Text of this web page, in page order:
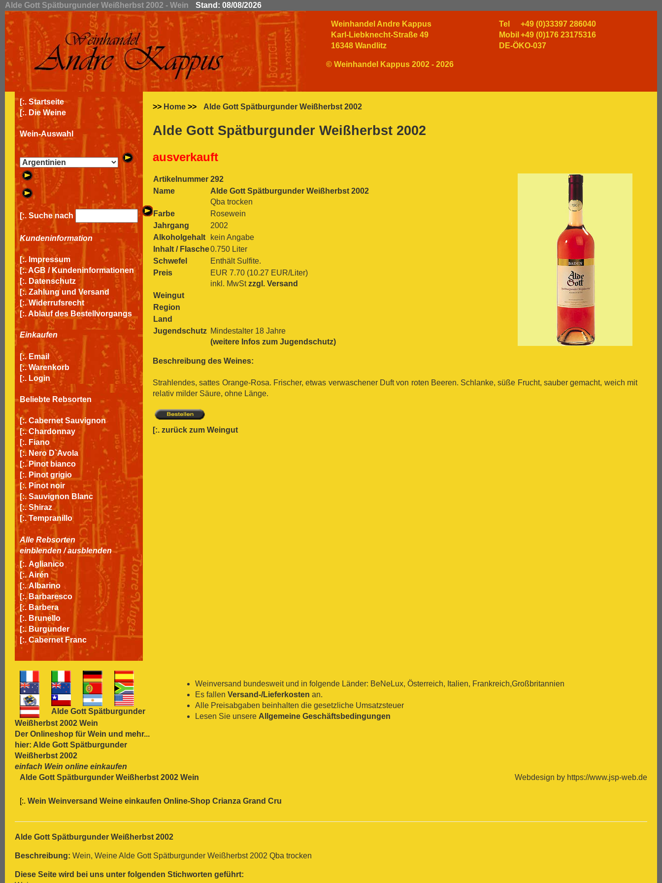
Alde Gott Spätburgunder Weißherbst 2002 - Wein Stand: 08/08/2026
Weinhandel Andre Kappus
Karl-Liebknecht-Straße 49
16348 Wandlitz
Tel
+49 (0)33397 286040
Mobil +49 (0)176 23175316
DE-ÖKO-037
© Weinhandel Kappus 2002 - 2026
[:. Startseite
[:. Die Weine
Wein-Auswahl
[:. Suche nach
Kundeninformation
[:. Impressum
[:.AGB / Kundeninformationen
[:. Datenschutz
[:. Zahlung und Versand
[:. Widerrufsrecht
[:.Ablauf des Bestellvorgangs
Einkaufen
[:. Email
[:. Warenkorb
[:. Login
Beliebte Rebsorten
[:. Cabernet Sauvignon
[:. Chardonnay
[:. Fiano
[:. Nero D`Avola
[:. Pinot bianco
[:. Pinot grigio
[:. Pinot noir
[:. Sauvignon Blanc
[:. Shiraz
[:. Tempranillo
Alle Rebsorten
einblenden /ausblenden
[:. Aglianico
[:. Airén
[:. Albarino
[:. Barbaresco
[:. Barbera
[:. Brunello
[:. Burgunder
[:. Cabernet Franc
[:.
Cabernet Sauvignon
[:. Carignan
[:. Carmenère
[:. Chardonnay
[:. Chasselas
[:. Chenin Blanc
[:. Chiavennasca
[:. Cinsault
[:. Cinsaut
[:. Cortese
[:. Dolcetto
[:. Dornfelder
[:. Gamay
[:. Garnacha
[:. Gewürztraminer
[:. Graciano
[:. Grenache
[:. Gutedel
>> Home >> Alde Gott Spätburgunder Weißherbst 2002
Alde Gott Spätburgunder Weißherbst 2002
ausverkauft
Artikelnummer 292
Name
Alde Gott Spätburgunder Weißherbst 2002
Qba trocken
Farbe
Rosewein
Jahrgang
2002
Alkoholgehalt
kein Angabe
Inhalt / Flasche0.750 Liter
Schwefel
Enthält Sulfite.
Preis
EUR 7.70 (10.27 EUR/Liter)
inkl. MwStzzgl. Versand
Weingut
Region
Land
Jugendschutz Mindestalter 18 Jahre
(weitere Infos zum Jugendschutz)
Beschreibung des Weines:
Strahlendes, sattes Orange-Rosa. Frischer, etwas verwaschener Duft von roten Beeren. Schlanke, süße Frucht, sauber gemacht, weich mit
relativ milder Säure, ohne Länge.
[:. zurück zum Weingut
Alde Gott Spätburgunder
Weißherbst 2002 Wein
Der Onlineshop für Wein und mehr...
hier: Alde Gott Spätburgunder
Weißherbst 2002
einfach Wein online einkaufen
Weinversand bundesweit und in folgende Länder: BeNeLux, Österreich, Italien, Frankreich,Großbritannien
Es fallen Versand-/Lieferkosten an.
Alle Preisabgaben beinhalten die gesetzliche Umsatzsteuer
Lesen Sie unsere Allgemeine Geschäftsbedingungen
Alde Gott Spätburgunder Weißherbst 2002 Wein Webdesign by https://www.jsp-web.de
[:. Wein Weinversand Weine einkaufen Online-Shop Crianza Grand Cru
Alde Gott Spätburgunder Weißherbst 2002
Beschreibung: Wein, Weine Alde Gott Spätburgunder Weißherbst 2002 Qba trocken
Diese Seite wird bei uns unter folgenden Stichworten geführt: